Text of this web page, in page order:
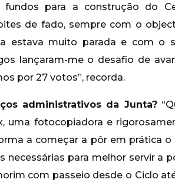
para a construção do
de fado, sempre com o
estava muito parada e com o
lançaram-me o desafio de
por 27 votos”, recorda.
administrativos da Junta?
uma fotocopiadora e
a começar a pôr em prática
necessárias para melhor servir a
com passeio desde o Ciclo